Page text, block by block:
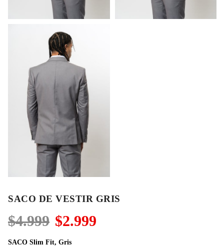
SACO DE VESTIR GRIS
$4.999 El
precio
original
$2.999
SACO Slim Fit, Gris